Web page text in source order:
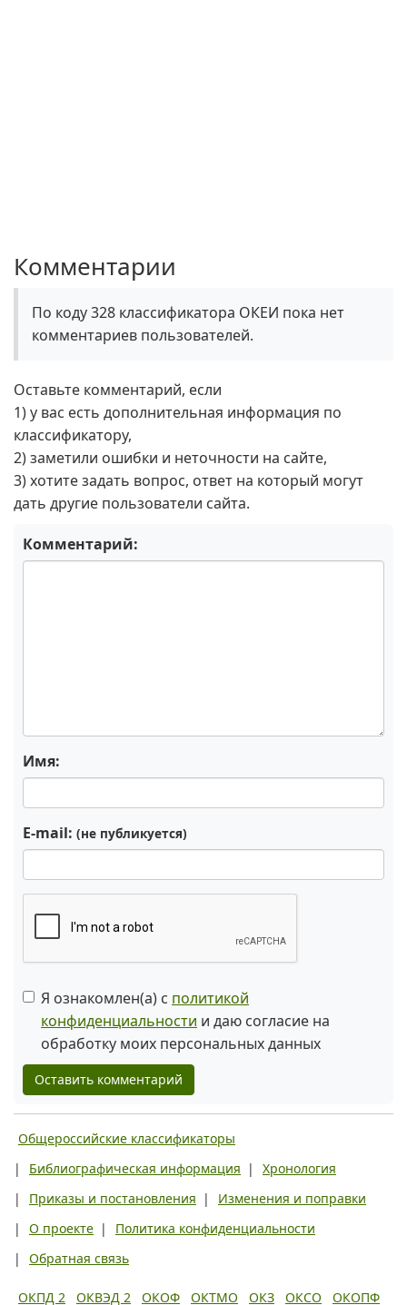
Комментарии
По коду 328 классификатора ОКЕИ пока нет
комментариев пользователей.
Оставьте комментарий, если
1) у вас есть дополнительная информация по
классификатору,
2) заметили ошибки и неточности на сайте,
3) хотите задать вопрос, ответ на который могут
дать другие пользователи сайта.
Комментарий:
Имя:
E-mail: (не публикуется)
Я ознакомлен(а) с политикой
конфиденциальности и даю согласие на
обработку моих персональных данных
Оставить комментарий
Общероссийские классификаторы
|
Библиографическая информация |
Хронология
|
Приказы и постановления |
Изменения и поправки
|
О проекте |
Политика конфиденциальности
|
Обратная связь
ОКПД 2 ОКВЭД 2 ОКОФ ОКТМО ОКЗ ОКСО ОКОПФ